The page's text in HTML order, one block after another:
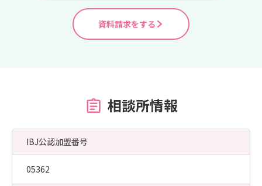
資料請求をする
相談所情報
IBJ公認加盟番号
05362